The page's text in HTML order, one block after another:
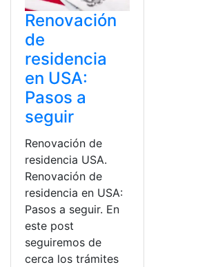
Renovación
de
residencia
en USA:
Pasos a
seguir
Renovación de
residencia USA.
Renovación de
residencia en USA:
Pasos a seguir. En
este post
seguiremos de
cerca los trámites